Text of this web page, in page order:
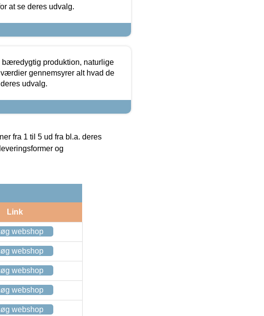
at se deres udvalg.
produktion, naturlige
gennemsyrer alt hvad de
udvalg.
fra 1 til 5 ud fra bl.a. deres
og
Link
webshop
webshop
webshop
webshop
webshop